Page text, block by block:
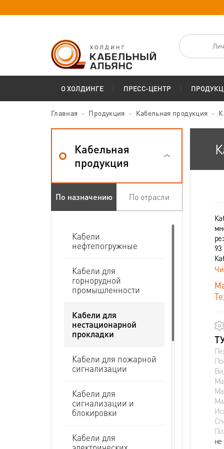
О ХОЛДИНГЕ ПРЕСС-ЦЕНТР
Главная Продукция Кабельная продукция
Кабельная
продукция
По назначению По отрасли
Кабели
нефтепогружные
Кабели для
горнорудной
промышленности
Кабели для
нестационарной
прокладки
Кабели для пожарной
сигнализации
Кабели для
сигнализации и
блокировки
Кабели для